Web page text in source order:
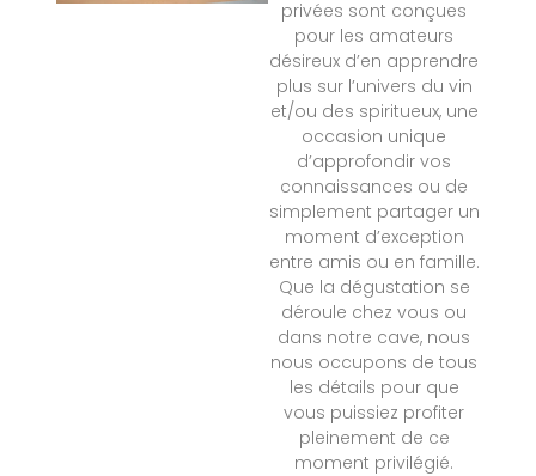
privées sont conçues
pour les amateurs
désireux d’en apprendre
plus sur l’univers du vin
et/ou des spiritueux, une
occasion unique
d’approfondir vos
connaissances ou de
simplement partager un
moment d’exception
entre amis ou en famille.
Que la dégustation se
déroule chez vous ou
dans notre cave, nous
nous occupons de tous
les détails pour que
vous puissiez profiter
pleinement de ce
moment privilégié.